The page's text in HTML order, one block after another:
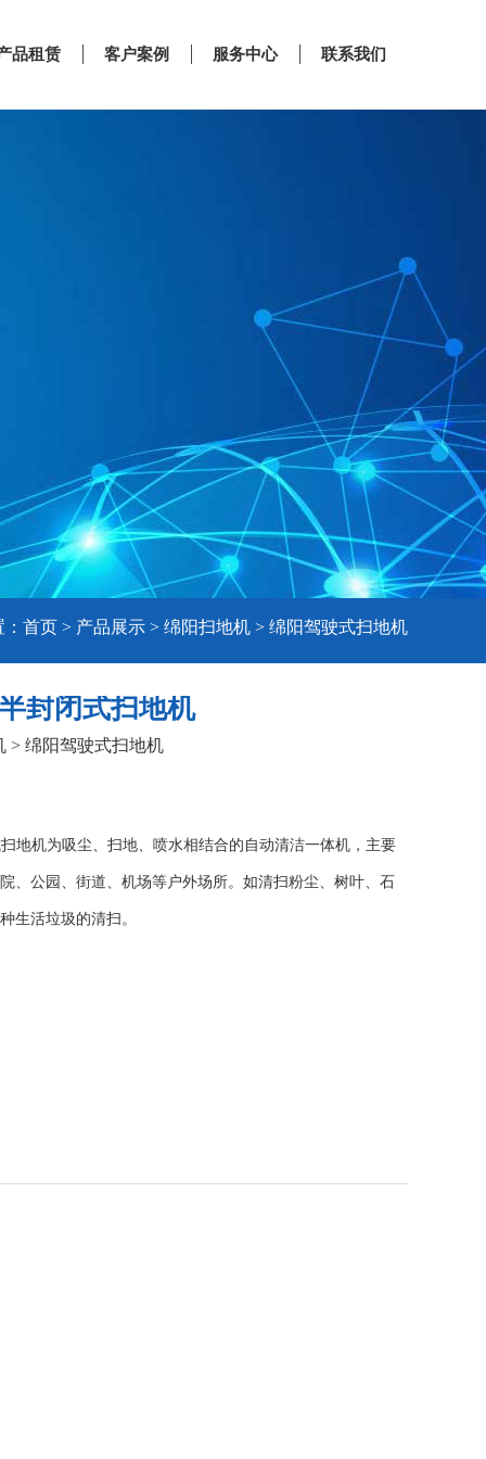
品租赁 客户案例 服务中心 联系我们
首页 > 产品展示 > 绵阳扫地机 > 绵阳驾驶式扫地机
封闭式扫地机
> 绵阳驾驶式扫地机
地机为吸尘、扫地、喷水相结合的自动清洁一体机， 主要
、公园、街道、机场等户外场所。如清扫粉尘、树叶、石
生活垃圾的清扫。